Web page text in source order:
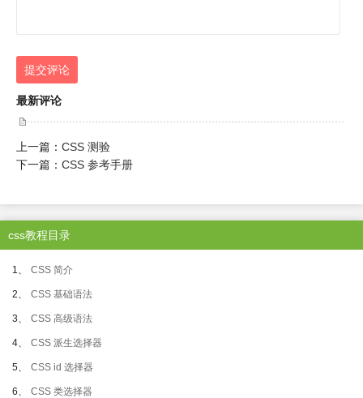
提交评论
最新评论
上一篇： CSS 测验
下一篇： CSS 参考手册
css教程目录
1、 CSS 简介
2、 CSS 基础语法
3、 CSS 高级语法
4、 CSS 派生选择器
5、 CSS id 选择器
6、 CSS 类选择器